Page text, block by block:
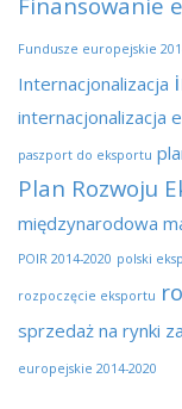
Fundusze europejskie
Internacjonalizacja
internacjonalizacja
paszport do eksportu
Plan Rozwoju
międzynarodowa
POIR 2014-2020 polski
rozpoczęcie eksportu
sprzedaż na rynki
europejskie 2014-2020